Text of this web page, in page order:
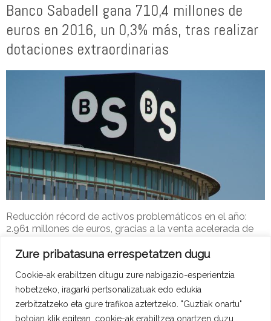
Zure pribatasuna errespetatzen dugu
Cookie-ak erabiltzen ditugu zure nabigazio-esperientzia
hobetzeko, iragarki pertsonalizatuak edo edukia
zerbitzatzeko eta gure trafikoa aztertzeko. "Guztiak onartu"
botoian klik egitean, cookie-ak erabiltzea onartzen duzu.
Banco Sabadell gana 710,4 millones de
euros en 2016, un 0,3% más, tras realizar
dotaciones extraordinarias
Reducción récord de activos problemáticos en el año:
2.961 millones de euros, gracias a la venta acelerada de
Adype-2
28 de urtarrila de 2017
Erakunde Lagintzaileak Berriak
Read more